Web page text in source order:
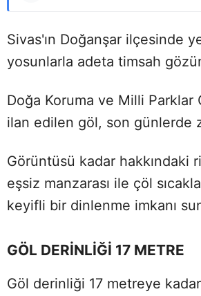
Sivas'ın Doğanşar ilçesinde
yosunlarla adeta timsah
Doğa Koruma ve Milli Parklar
ilan edilen göl, son günlerde
Görüntüsü kadar hakkındaki
eşsiz manzarası ile çöl
keyifli bir dinlenme imkanı
GÖL DERİNLİĞİ 17 METRE
Göl derinliği 17 metreye